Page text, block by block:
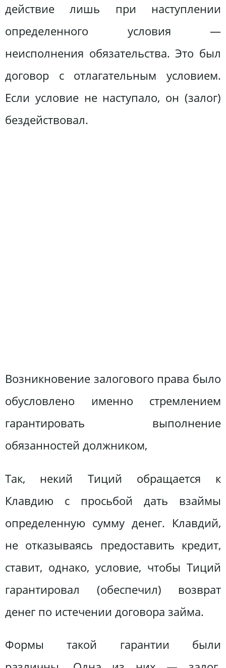
действие лишь при наступлении
определенного условия —
неисполнения обязательства. Это был
договор с отлагательным условием.
Если условие не наступало, он (залог)
бездействовал.
Возникновение залогового права было
обусловлено именно стремлением
гарантировать выполнение
обязанностей должником,
Так, некий Тиций обращается к
Клавдию с просьбой дать взаймы
определенную сумму денег. Клавдий,
не отказываясь предоставить кредит,
ставит, однако, условие, чтобы Тиций
гарантировал (обеспечил) возврат
денег по истечении договора займа.
Формы такой гарантии были